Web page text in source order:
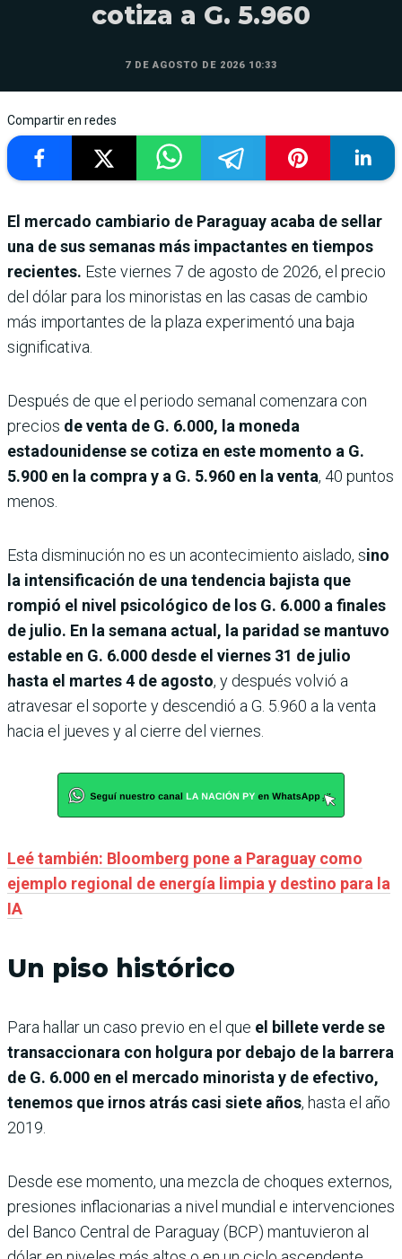
cotiza a G. 5.960
7 DE AGOSTO DE 2026 10:33
Compartir en redes
El mercado cambiario de Paraguay acaba de sellar
una de sus semanas más impactantes en tiempos
recientes. Este viernes 7 de agosto de 2026, el precio
del dólar para los minoristas en las casas de cambio
más importantes de la plaza experimentó una baja
significativa.
Después de que el periodo semanal comenzara con
precios de venta de G. 6.000, la moneda
estadounidense se cotiza en este momento a G.
5.900 en la compra y a G. 5.960 en la venta, 40 puntos
menos.
Esta disminución no es un acontecimiento aislado, sino
la intensificación de una tendencia bajista que
rompió el nivel psicológico de los G. 6.000 a finales
de julio. En la semana actual, la paridad se mantuvo
estable en G. 6.000 desde el viernes 31 de julio
hasta el martes 4 de agosto, y después volvió a
atravesar el soporte y descendió a G. 5.960 a la venta
hacia el jueves y al cierre del viernes.
Leé también: Bloomberg pone a Paraguay como
ejemplo regional de energía limpia y destino para la
IA
Un piso histórico
Para hallar un caso previo en el que el billete verde se
transaccionara con holgura por debajo de la barrera
de G. 6.000 en el mercado minorista y de efectivo,
tenemos que irnos atrás casi siete años, hasta el año
2019.
Desde ese momento, una mezcla de choques externos,
presiones inflacionarias a nivel mundial e intervenciones
del Banco Central de Paraguay (BCP) mantuvieron al